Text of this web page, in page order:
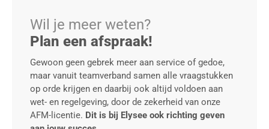
Wil je meer weten?
Plan een afspraak!
Gewoon geen gebrek meer aan service of gedoe,
maar vanuit teamverband samen alle vraagstukken
op orde krijgen en daarbij ook altijd voldoen aan
wet- en regelgeving, door de zekerheid van onze
AFM-licentie. Dit is bij Elysee ook richting geven